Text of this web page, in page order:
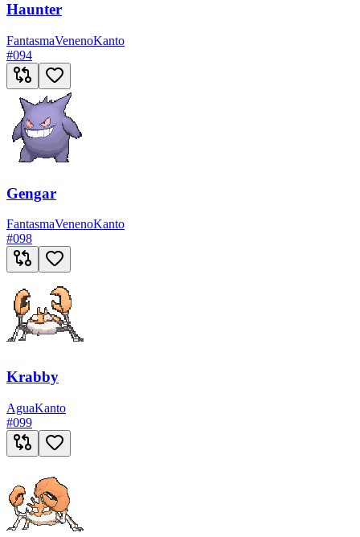
Haunter
FantasmaVenenoKanto
#094
Gengar
FantasmaVenenoKanto
#098
Krabby
AguaKanto
#099